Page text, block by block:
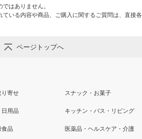
はありません。
いる内容や商品、ご購入に関するご質問は、直接
ページトップへ
り寄せ スナック・お菓子
用品 キッチン・バス・リビング
品 医薬品・ヘルスケア・介護